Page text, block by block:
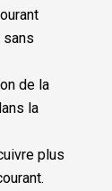
sans
de la
la
plus